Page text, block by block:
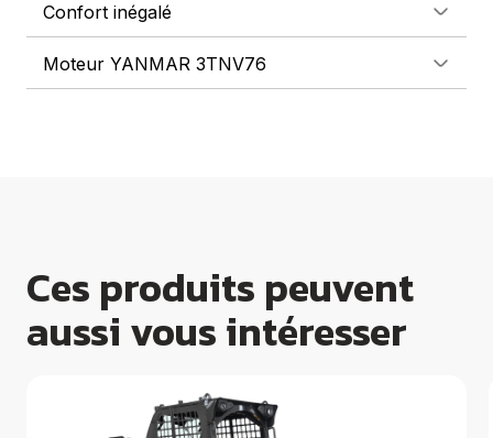
Confort inégalé
Moteur YANMAR 3TNV76
Ces produits peuvent
aussi vous intéresser